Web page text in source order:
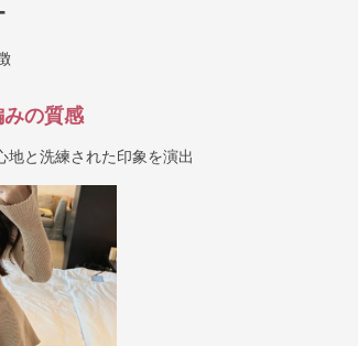
みの質感
地と洗練された印象を演出